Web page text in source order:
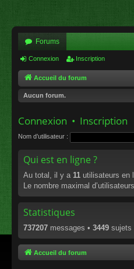
Forums
Connexion Inscription
Accueil du forum
Aucun forum.
Connexion • Inscription
Nom d’utilisateur :
Qui est en ligne ?
Au total, il y a 11 utilisateurs en
Le nombre maximal
Statistiques
737207 messages • 3449 sujets
Accueil du forum